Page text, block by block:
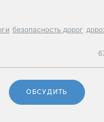
безопасность дорог
ОБСУДИТЬ